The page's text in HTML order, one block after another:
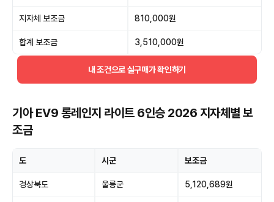
지자체 보조금 810,000원
합계 보조금 3,510,000원
내 조건으로 실구매가 확인하기
기아 EV9 롱레인지 라이트 6인승 2026 지자체별 보
조금
도 시군 보조금
경상북도 울릉군 5,120,689원